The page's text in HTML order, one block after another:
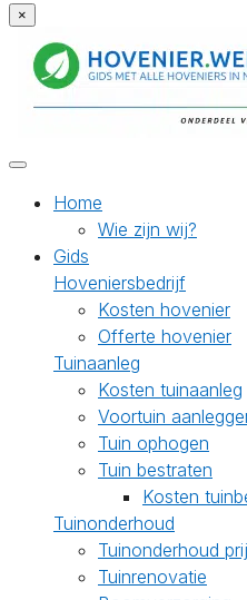
×
Home
Wie zijn wij?
Gids
Hoveniersbedrijf
Kosten hovenier
Offerte hovenier
Tuinaanleg
Kosten tuinaanleg
Voortuin
Tuin ophogen
Tuin bestraten
Kosten
Tuinonderhoud
Tuinonderhoud
Tuinrenovatie